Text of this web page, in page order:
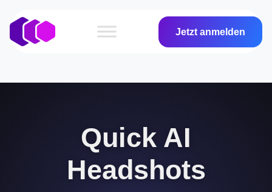
Jetzt anmelden
Quick AI
Headshots